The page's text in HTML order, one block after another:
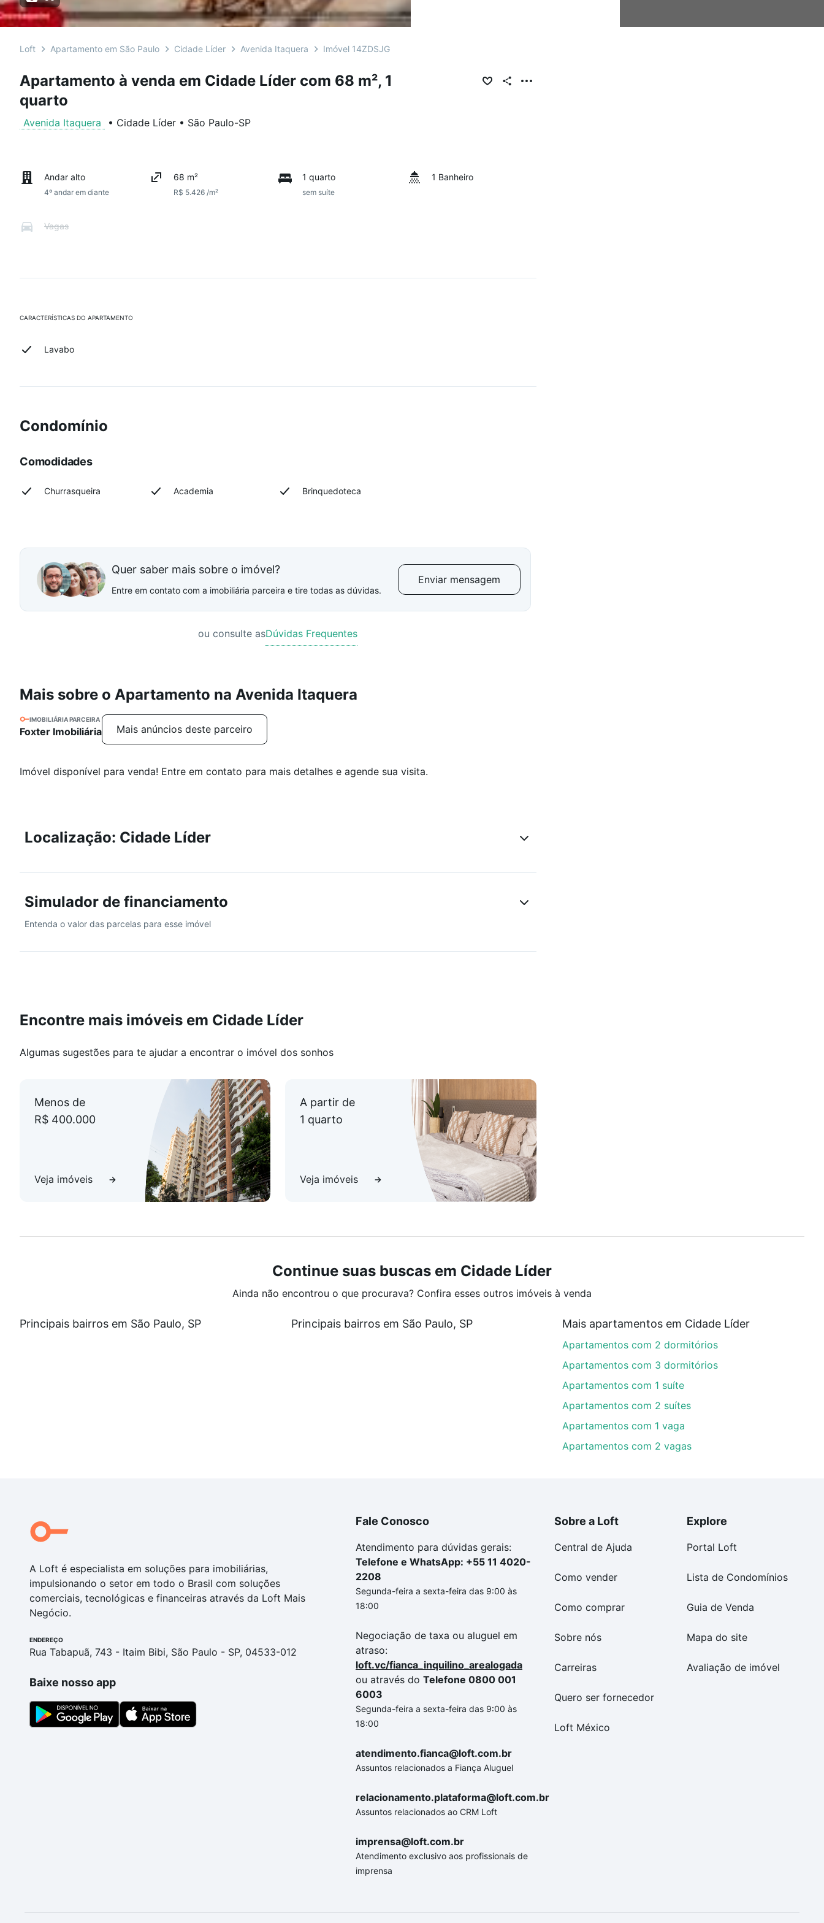
Loft Apartamento em São Paulo Cidade Líder Avenida Itaquera Imóvel 14ZDSJG
Apartamento à venda em Cidade Líder com 68 m², 1
quarto
Avenida Itaquera • Cidade Líder • São Paulo-SP
Andar alto
4º andar em diante
68 m²
R$ 5.426 /m²
1 quarto
sem suíte
1 Banheiro
Vagas
CARACTERÍSTICAS DO APARTAMENTO
Lavabo
Condomínio
Comodidades
Churrasqueira Academia Brinquedoteca
Quer saber mais sobre o imóvel?
Entre em contato com a imobiliária parceira e tire todas as dúvidas.
Enviar mensagem
ou consulte asDúvidas Frequentes
Mais sobre o Apartamento na Avenida Itaquera
IMOBILIÁRIA PARCEIRA
Foxter Imobiliária Mais anúncios deste parceiro
Imóvel disponível para venda! Entre em contato para mais detalhes e agende sua visita.
Localização: Cidade Líder
Simulador de financiamento
Entenda o valor das parcelas para esse imóvel
Encontre mais imóveis em Cidade Líder
Algumas sugestões para te ajudar a encontrar o imóvel dos sonhos
Menos de
R$ 400.000
Veja imóveis
A partir de
1 quarto
Veja imóveis
Continue suas buscas em Cidade Líder
Ainda não encontrou o que procurava? Confira esses outros imóveis à venda
Principais bairros em São Paulo, SP Principais bairros em São Paulo, SP Mais apartamentos em Cidade Líder
Apartamentos com 2 dormitórios
Apartamentos com 3 dormitórios
Apartamentos com 1 suíte
Apartamentos com 2 suítes
Apartamentos com 1 vaga
Apartamentos com 2 vagas
A Loft é especialista em soluções para imobiliárias,
impulsionando o setor em todo o Brasil com soluções
comerciais, tecnológicas e financeiras através da Loft Mais
Negócio.
ENDEREÇO
Rua Tabapuã, 743 - Itaim Bibi, São Paulo - SP, 04533-012
Baixe nosso app
Fale Conosco
Atendimento para dúvidas gerais:
Telefone e WhatsApp: +55 11 4020-
2208
Segunda-feira a sexta-feira das 9:00 às
18:00
Negociação de taxa ou aluguel em
atraso:
loft.vc/fianca_inquilino_arealogada
ou através do Telefone 0800 001
6003
Segunda-feira a sexta-feira das 9:00 às
18:00
atendimento.fianca@loft.com.br
Assuntos relacionados a Fiança Aluguel
relacionamento.plataforma@loft.com.br
Assuntos relacionados ao CRM Loft
imprensa@loft.com.br
Atendimento exclusivo aos profissionais de
imprensa
Sobre a Loft
Central de Ajuda
Como vender
Como comprar
Sobre nós
Carreiras
Quero ser fornecedor
Loft México
Explore
Portal Loft
Lista de Condomínios
Guia de Venda
Mapa do site
Avaliação de imóvel